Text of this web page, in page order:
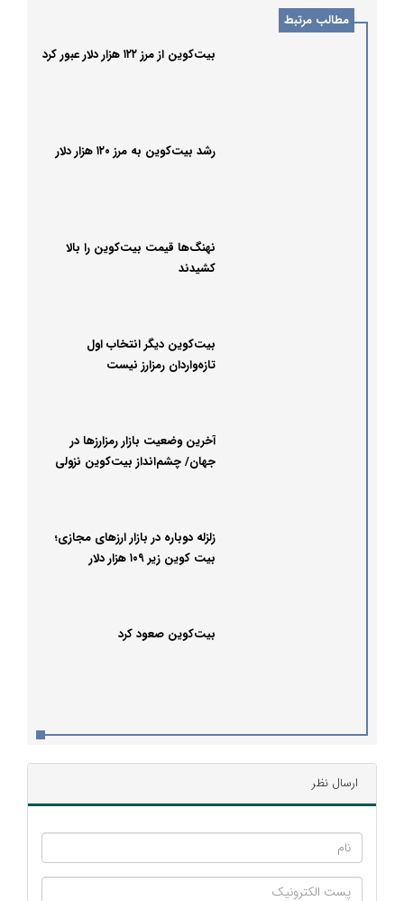
مطالب مرتبط
بیت‌کوین از مرز ۱۲۲ هزار دلار عبور کرد
رشد بیت‌کوین به مرز ۱۲۰ هزار دلار
نهنگ‌ها قیمت بیت‌کوین را بالا
کشیدند
بیت‌کوین دیگر انتخاب اول
تازه‌واردان رمزارز نیست
آخرین وضعیت بازار رمزارزها در
جهان/ چشم‌انداز بیت‌کوین نزولی
زلزله دوباره در بازار ارزهای مجازی؛
بیت کوین زیر ۱۰۹ هزار دلار
بیت‌کوین صعود کرد
ارسال نظر